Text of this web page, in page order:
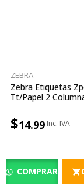
ZEBRA
Zebra Etiquetas
Tt/papel 2
$14.99
COMPRAR